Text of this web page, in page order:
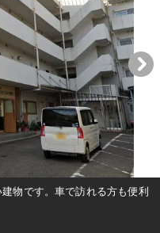
物です。車で訪れる方も便利